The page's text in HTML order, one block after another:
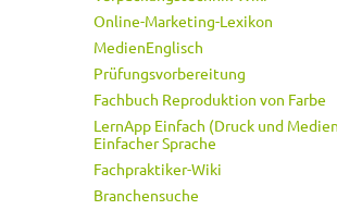
Online-Marketing-Lexikon
MedienEnglisch
Prüfungsvorbereitung
Fachbuch Reproduktion von Farbe
LernApp Einfach (Druck und
Einfacher Sprache
Fachpraktiker-Wiki
Branchensuche